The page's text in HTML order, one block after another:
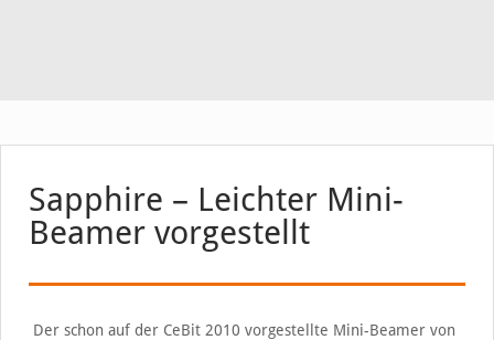
Sapphire – Leichter Mini-
Beamer vorgestellt
Der schon auf der CeBit 2010 vorgestellte Mini-Beamer von